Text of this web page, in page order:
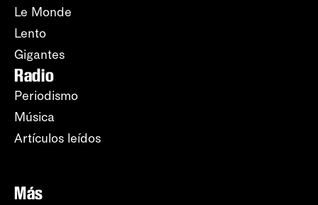
Le Monde
Lento
Gigantes
Radio
Periodismo
Música
Artículos leídos
Más